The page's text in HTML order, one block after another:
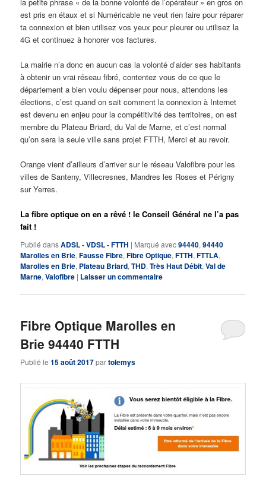
est pris en étaux et si Numéricable ne veut rien faire pour réparer
ta connexion et bien utilisez vos yeux pour pleurer ou utilisez la
4G et continuez à honorer vos factures.
La mairie n’a donc en aucun cas la volonté d’aider ses habitants
à obtenir un vrai réseau fibré, contentez vous de ce que le
département a bien voulu dépenser pour nous, attendons les
élections, c’est quand on sait comment la connexion à Internet
est devenu en enjeu pour la compétitivité des territoires, on est
membre du Plateau Briard, du Val de Marne, et c’est normal
qu’on sera la seule ville sans projet FTTH, Merci et au revoir.
Orange vient d’ailleurs d’arriver sur le réseau Valofibre pour les
villes de Santeny, Villecresnes, Mandres les Roses et Périgny
sur Yerres.
La fibre optique on en a rêvé ! le Conseil Général ne l’a pas
fait !
Publié dansADSL - VDSL - FTTH | Marqué avec94440,94440
Marolles en Brie,Fausse Fibre,Fibre Optique,FTTH,FTTLA,
Marolles en Brie, Plateau Briard,THD,Très Haut Débit,Val de
Marne,Valofibre | Laisser un commentaire
Fibre Optique Marolles en
Brie 94440 FTTH
Publié le15 août 2017partolemys